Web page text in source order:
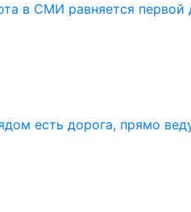
в СМИ равняется первой
есть дорога, прямо